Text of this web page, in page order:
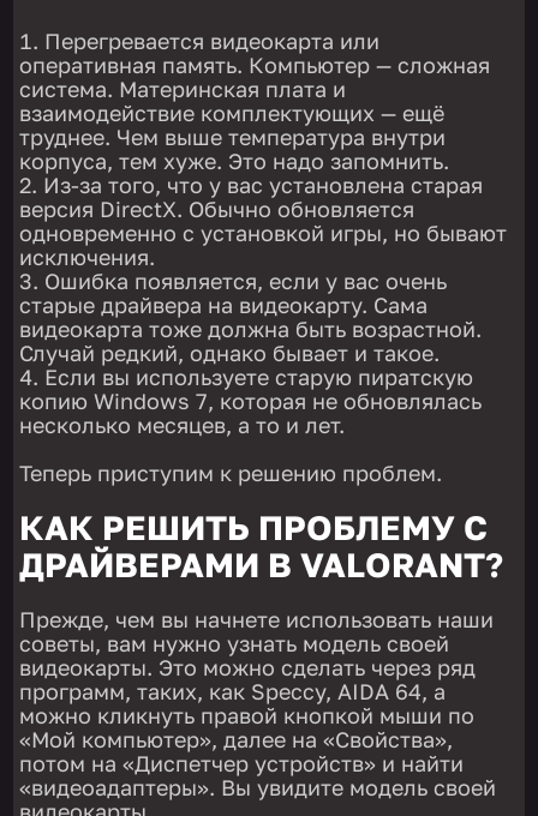
Перегревается видеокарта или
оперативная память. Компьютер — сложная
система. Материнская плата и
взаимодействие комплектующих — ещё
труднее. Чем выше температура внутри
корпуса, тем хуже. Это надо запомнить.
Из-за того, что у вас установлена старая
версия DirectX. Обычно обновляется
одновременно с установкой игры, но бывают
исключения.
Ошибка появляется, если у вас очень
старые драйвера на видеокарту. Сама
видеокарта тоже должна быть возрастной.
Случай редкий, однако бывает и такое.
Если вы используете старую пиратскую
копию Windows 7, которая не обновлялась
несколько месяцев, а то и лет.
Теперь приступим к решению проблем.
КАК РЕШИТЬ ПРОБЛЕМУ С
ДРАЙВЕРАМИ В VALORANT?
Прежде, чем вы начнете использовать наши
советы, вам нужно узнать модель своей
видеокарты. Это можно сделать через ряд
программ, таких, как Speccy, AIDA 64, а
можно кликнуть правой кнопкой мыши по
«Мой компьютер», далее на «Свойства»,
потом на «Диспетчер устройств» и найти
«видеоадаптеры». Вы увидите модель своей